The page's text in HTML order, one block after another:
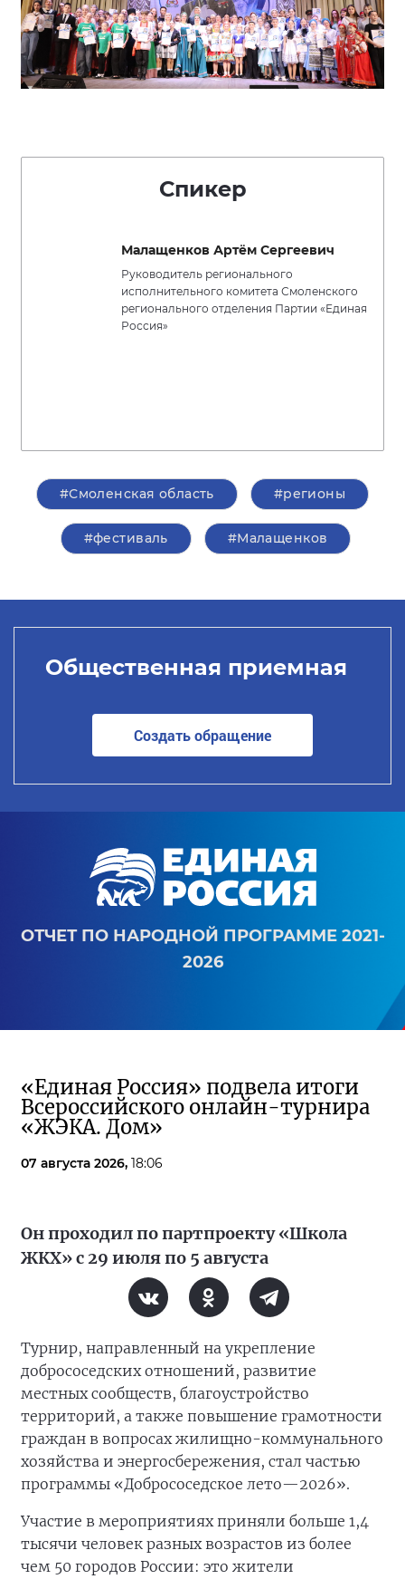
Спикер
Малащенков Артём Сергеевич
Руководитель регионального
исполнительного комитета Смоленского
регионального отделения Партии «Единая
Россия»
#Смоленская область #регионы
#фестиваль #Малащенков
Общественная приемная
Создать обращение
ОТЧЕТ ПО НАРОДНОЙ ПРОГРАММЕ 2021-
2026
«Единая Россия» подвела итоги
Всероссийского онлайн-турнира
«ЖЭКА. Дом»
07 августа 2026, 18:06
Он проходил по партпроекту «Школа
ЖКХ» с 29 июля по 5 августа
Турнир, направленный на укрепление
добрососедских отношений, развитие
местных сообществ, благоустройство
территорий, а также повышение грамотности
граждан в вопросах жилищно-коммунального
хозяйства и энергосбережения, стал частью
программы «Добрососедское лето—2026».
Участие в мероприятиях приняли больше 1,4
тысячи человек разных возрастов из более
чем 50 городов России: это жители